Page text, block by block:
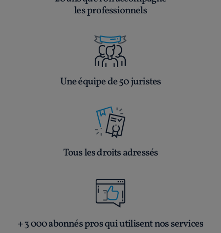
les professionnels
Une équipe de 50 juristes
Tous les droits adressés
+ 3 000 abonnés pros qui utilisent nos services